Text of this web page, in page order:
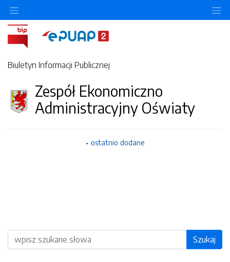
Biuletyn Informacji Publicznej
Zespół Ekonomiczno
Administracyjny Oświaty
ostatnio dodane
Wyszukiwarka Szukaj